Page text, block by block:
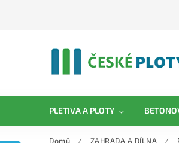
PLETIVA A PLOTY
Domů / ZAHRADA A DÍLNA /